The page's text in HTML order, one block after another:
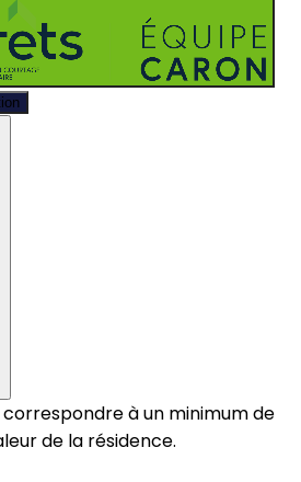
à un minimum de
de la résidence.